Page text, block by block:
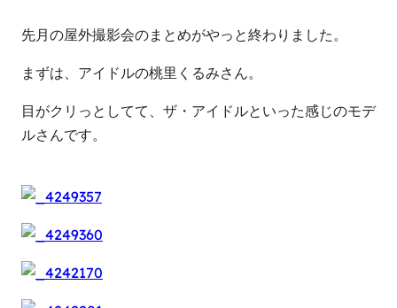
先月の屋外撮影会のまとめがやっと終わりました。
まずは、アイドルの桃里くるみさん。
目がクリっとしてて、ザ・アイドルといった感じのモデ
ルさんです。